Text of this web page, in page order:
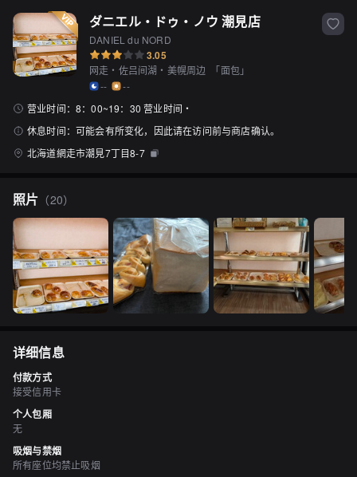
ダニエル・ドゥ・ノウ 潮見店
DANIEL du NORD
3.05
网走・佐吕间湖・美幌周边 「面包」
--
--
营业时间： 8：00~19：30 营业时间・
休息时间： 可能会有所变化，因此请在访问前与商店确认。
北海道網走市潮見7丁目8-7
照片 （20）
详细信息
付款方式
接受信用卡
个人包厢
无
吸烟与禁烟
所有座位均禁止吸烟